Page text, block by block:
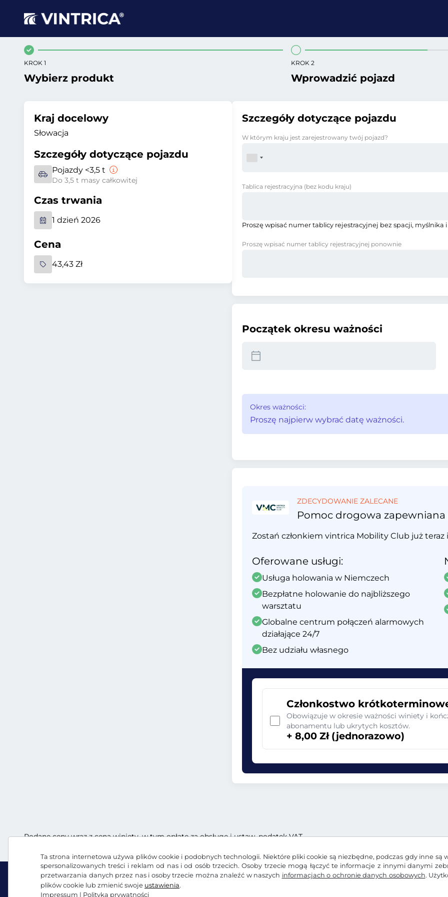
Ta strona internetowa używa plików cookie i podobnych technologii. Niektóre pliki cookie są niezbędne, podczas gdy inne są
spersonalizowanych treści i reklam od nas i od osób trzecich. Osoby trzecie mogą łączyć te informacje z innymi danymi
przetwarzania danych przez nas i osoby trzecie można znaleźć w naszych informacjach o ochronie danych osobowych.
plików cookie lub zmienić swoje ustawienia.
Impressum | Polityka prywatności
KROK 1
Wybierz produkt
KROK 2
Wprowadzić pojazd
Kraj docelowy
Słowacja
Szczegóły dotyczące pojazdu
Pojazdy <3,5 t
Do 3,5 t masy całkowitej
Czas trwania
1 dzień 2026
Cena
43,43 Zł
Szczegóły dotyczące pojazdu
W którym kraju jest zarejestrowany twój pojazd?
Tablica rejestracyjna (bez kodu kraju)
Proszę wpisać numer tablicy rejestracyjnej bez spacji, myślnika
Proszę wpisać numer tablicy rejestracyjnej ponownie
Początek okresu ważności
Okres ważności:
Proszę najpierw wybrać datę ważności.
ZDECYDOWANIE ZALECANE
Pomoc drogowa
Zostań członkiem vintrica Mobility Club już teraz
Oferowane usługi:
Usługa holowania w Niemczech
Bezpłatne holowanie do najbliższego
warsztatu
Globalne centrum połączeń alarmowych
działające 24/7
Bez udziału własnego
Członkostwo
Obowiązuje w okresie ważności winiety i
abonamentu lub ukrytych kosztów.
+ 8,00 Zł (jednorazowo)
Podane ceny wraz z ceną winiety, w tym opłatę za obsługę i ustaw. podatek VAT